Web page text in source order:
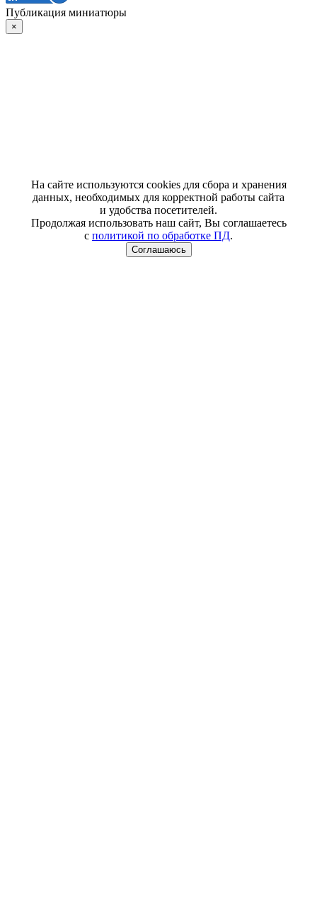
Публикация миниатюры
×
На сайте используются cookies для сбора и хранения
данных, необходимых для корректной работы сайта
и удобства посетителей.
Продолжая использовать наш сайт, Вы соглашаетесь
с политикой по обработке ПД.
Соглашаюсь